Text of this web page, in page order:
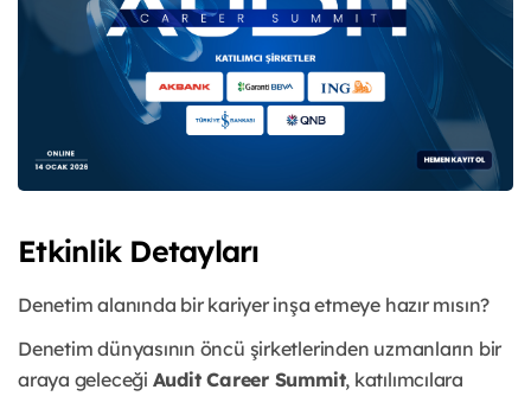
Etkinlik Detayları
Denetim alanında bir kariyer inşa etmeye hazır mısın?
Denetim dünyasının öncü şirketlerinden uzmanların bir
araya geleceği Audit Career Summit, katılımcılara